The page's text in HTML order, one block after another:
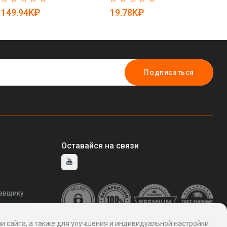
3071969)
149.94K₽
изображением (арт. 25-
19.78K₽
Подписаться
Оставайся на связи
а также для улучшения и индивидуальной настройки